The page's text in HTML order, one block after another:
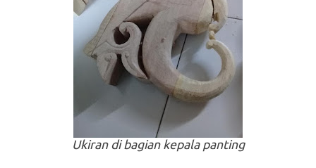
Ukiran di bagian kepala panting